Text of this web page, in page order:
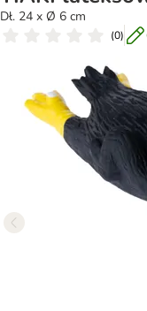
Dł. 24 x Ø 6 cm
(0)